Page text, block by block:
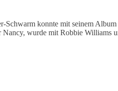
Schwarm konnte mit seinem
wurde mit Robbie